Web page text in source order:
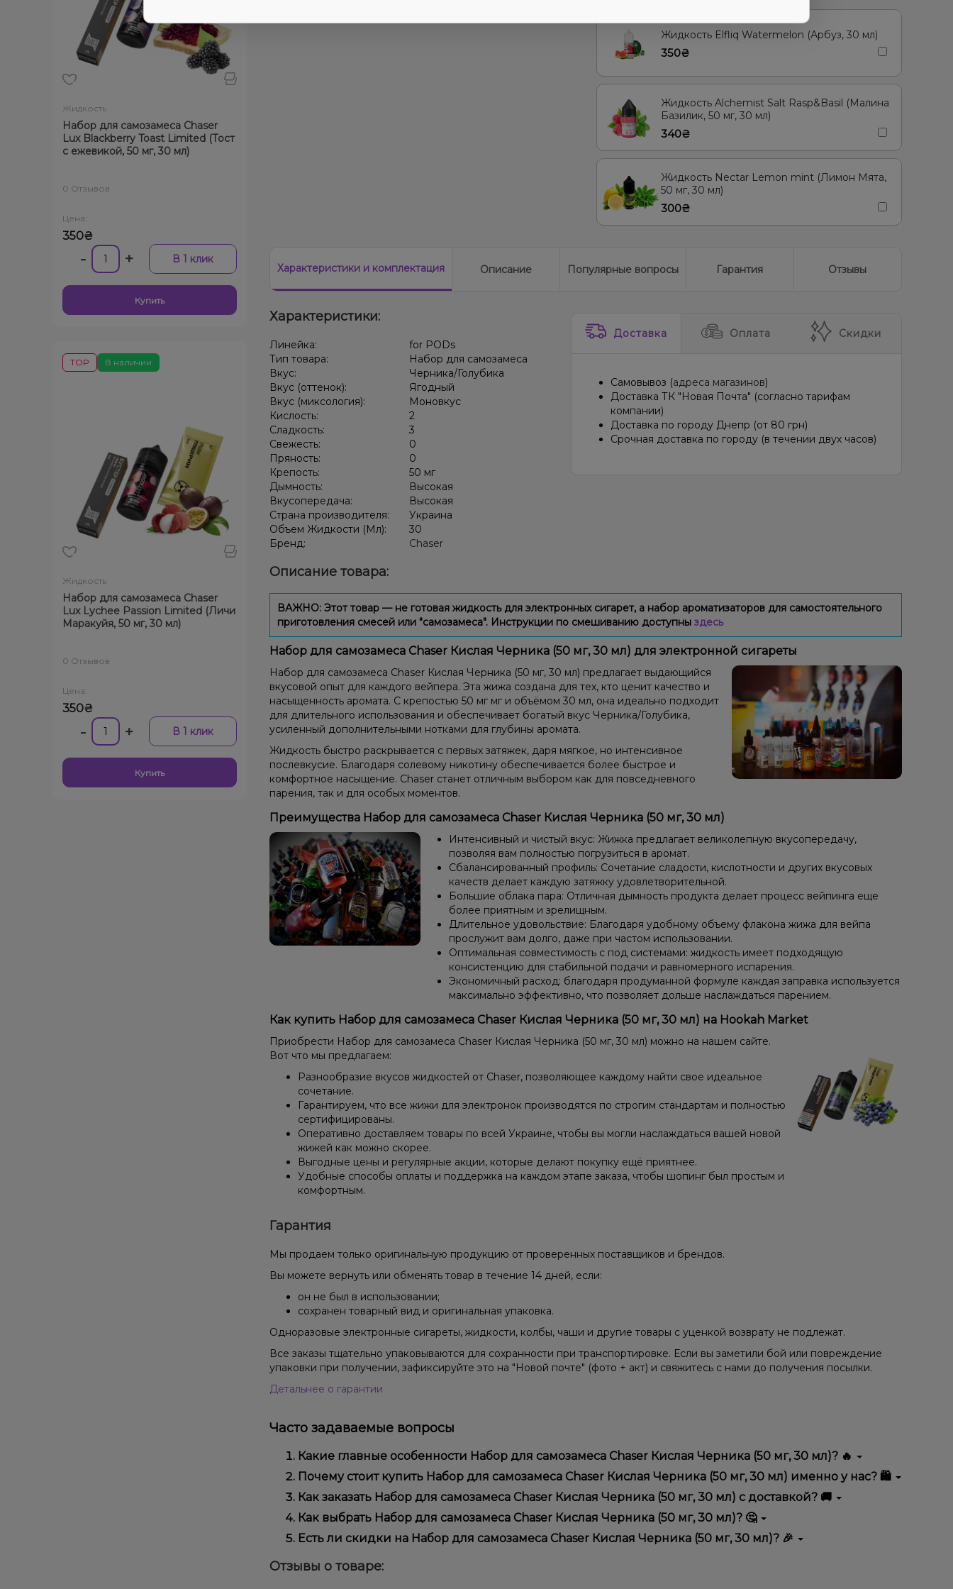
Жидкость
Набор для самозамеса Chaser
Lux Blackberry Toast Limited (Тост
с ежевикой, 50 мг, 30 мл)
0 Отзывов
Цена:
350₴
- + В 1 клик
Купить
В наличии
TOP
Жидкость
Набор для самозамеса Chaser
Lux Lychee Passion Limited (Личи
Маракуйя, 50 мг, 30 мл)
0 Отзывов
Цена:
350₴
- + В 1 клик
Купить
Черника/Голубика
Лёд/Холодок, Малина
Жидкость Elfliq Watermelon (Арбуз, 30 мл)
350₴
Жидкость Alchemist Salt Rasp&Basil (Малина
Базилик, 50 мг, 30 мл)
340₴
Жидкость Nectar Lemon mint (Лимон Мята,
50 мг, 30 мл)
300₴
Характеристикии комплектация Описание Популярные вопросы Гарантия Отзывы
Характеристики:
Линейка:
for PODs
Тип товара:
Набор для самозамеса
Вкус:
Черника/Голубика
Вкус (оттенок):
Ягодный
Вкус (миксология):
Моновкус
Кислость:
2
Сладкость:
3
Свежесть:
0
Пряность:
0
Крепость:
50 мг
Дымность:
Высокая
Вкусопередача:
Высокая
Страна производителя:
Украина
Объем Жидкости (Мл):
30
Бренд:
Chaser
Доставка Оплата Скидки
Самовывоз (адреса магазинов)
Доставка ТК "Новая Почта" (согласно тарифам
компании)
Доставка по городу Днепр (от 80 грн)
Срочная доставка по городу (в течении двух часов)
Описание товара:
ВАЖНО: Этот товар — не готовая жидкость для электронных сигарет, а набор ароматизаторов для самостоятельного
приготовления смесей или "самозамеса". Инструкции по смешиванию доступны здесь
Набор для самозамеса Chaser Кислая Черника (50 мг, 30 мл) для электронной сигареты
Набор для самозамеса Chaser Кислая Черника (50 мг, 30 мл) предлагает выдающийся
вкусовой опыт для каждого вейпера. Эта жижа создана для тех, кто ценит качество и
насыщенность аромата. С крепостью 50 мг мг и объёмом 30 мл, она идеально подходит
для длительного использования и обеспечивает богатый вкус Черника/Голубика,
усиленный дополнительными нотками для глубины аромата.
Жидкость быстро раскрывается с первых затяжек, даря мягкое, но интенсивное
послевкусие. Благодаря солевому никотину обеспечивается более быстрое и
комфортное насыщение. Chaser станет отличным выбором как для повседневного
парения, так и для особых моментов.
Преимущества Набор для самозамеса Chaser Кислая Черника (50 мг, 30 мл)
Интенсивный и чистый вкус: Жижка предлагает великолепную вкусопередачу,
позволяя вам полностью погрузиться в аромат.
Сбалансированный профиль: Сочетание сладости, кислотности и других вкусовых
качеств делает каждую затяжку удовлетворительной.
Большие облака пара: Отличная дымность продукта делает процесс вейпинга еще
более приятным и зрелищным.
Длительное удовольствие: Благодаря удобному объему флакона жижа для вейпа
прослужит вам долго, даже при частом использовании.
Оптимальная совместимость с под системами: жидкость имеет подходящую
консистенцию для стабильной подачи и равномерного испарения.
Экономичный расход: благодаря продуманной формуле каждая заправка используется
максимально эффективно, что позволяет дольше наслаждаться парением.
Как купить Набор для самозамеса Chaser Кислая Черника (50 мг, 30 мл) на Hookah Market
Приобрести Набор для самозамеса Chaser Кислая Черника (50 мг, 30 мл) можно на нашем сайте.
Вот что мы предлагаем:
Разнообразие вкусов жидкостей от Chaser, позволяющее каждому найти свое идеальное
сочетание.
Гарантируем, что все жижи для электронок производятся по строгим стандартам и полностью
сертифицированы.
Оперативно доставляем товары по всей Украине, чтобы вы могли наслаждаться вашей новой
жижей как можно скорее.
Выгодные цены и регулярные акции, которые делают покупку ещё приятнее.
Удобные способы оплаты и поддержка на каждом этапе заказа, чтобы шопинг был простым и
комфортным.
Гарантия
Мы продаем только оригинальную продукцию от проверенных поставщиков и брендов.
Вы можете вернуть или обменять товар в течение 14 дней, если:
он не был в использовании;
сохранен товарный вид и оригинальная упаковка.
Одноразовые электронные сигареты, жидкости, колбы, чаши и другие товары с уценкой возврату не подлежат.
Все заказы тщательно упаковываются для сохранности при транспортировке. Если вы заметили бой или повреждение
упаковки при получении, зафиксируйте это на "Новой почте" (фото + акт) и свяжитесь с нами до получения посылки.
Детальнее о гарантии
Часто задаваемые вопросы
Какие главные особенности Набор для самозамеса Chaser Кислая Черника (50 мг, 30 мл)? 🔥
Набор для самозамеса Chaser Кислая Черника (50 мг, 30 мл) отличается высоким качеством, удобством
использования и надежностью.
Почему стоит купить Набор для самозамеса Chaser Кислая Черника (50 мг, 30 мл) именно у нас? 🛍️
Мы предлагаем только оригинальную продукцию, широкий ассортимент, выгодные цены и быструю доставку.
Кроме того, у нас регулярные акции и скидки для клиентов!
Как заказать Набор для самозамеса Chaser Кислая Черника (50 мг, 30 мл) с доставкой? 🚚
Оформить заказ можно в несколько кликов:
Добавьте Набор для самозамеса Chaser Кислая Черника (50 мг, 30 мл) в корзину.
Выберите удобный способ оплаты и доставки.
Как выбрать Набор для самозамеса Chaser Кислая Черника (50 мг, 30 мл)? 🤔
Выбор зависит от ваших предпочтений – например, если это кальян, учитывайте размер, материал и тип чаши, если
вейп – мощность и вкус. Наши менеджеры помогут подобрать идеальный вариант.
Есть ли скидки на Набор для самозамеса Chaser Кислая Черника (50 мг, 30 мл)? 🎉
нашем телеграмм-канале, чтобы не упустить выгодные предложения!
Отзывы о товаре: